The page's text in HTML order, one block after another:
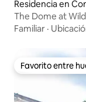
Residencia en
The Dome at
Familiar ·
Favorito entre
Favorito entre